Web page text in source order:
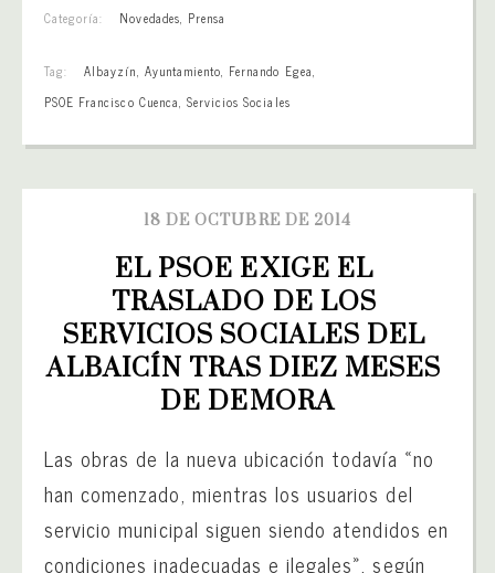
Categoría: Novedades, Prensa
Tag: Albayzín, Ayuntamiento, Fernando Egea,
PSOE Francisco Cuenca, Servicios Sociales
18 DE OCTUBRE DE 2014
EL PSOE EXIGE EL
TRASLADO DE LOS
SERVICIOS SOCIALES DEL
ALBAICÍN TRAS DIEZ MESES
DE DEMORA
Las obras de la nueva ubicación todavía «no
han comenzado, mientras los usuarios del
servicio municipal siguen siendo atendidos en
condiciones inadecuadas e ilegales», según